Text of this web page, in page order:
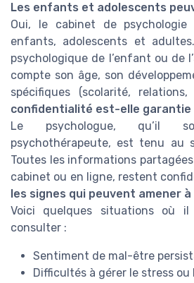
Les enfants et adolescents
Oui, le cabinet de
enfants, adolescents et adultes.
psychologique de l’enfant ou de
compte son âge, son
spécifiques (scolarité,
confidentialité est-elle garantie
Le psychologue, qu’il
psychothérapeute, est tenu au
Toutes les informations
cabinet ou en ligne, restent
les signes qui peuvent amener
Voici quelques situations où
consulter :
Sentiment de mal-être
Difficultés à gérer le stress ou